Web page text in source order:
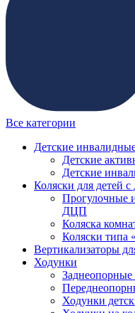
Все категории
Детские
Детские
Детские
Коляски для детей
Прогулочные
ДЦП
Коляска
Коляски типа
Вертикализаторы
Ходунки
Заднеопорные
Ходунки